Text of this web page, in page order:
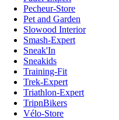
Pecheur-Store
Pet and Garden
Slowood Interior
Smash-Expert
Sneak'In
Sneakids
Training-Fit
Trek-Expert
Triathlon-Expert
TripnBikers
Vélo-Store